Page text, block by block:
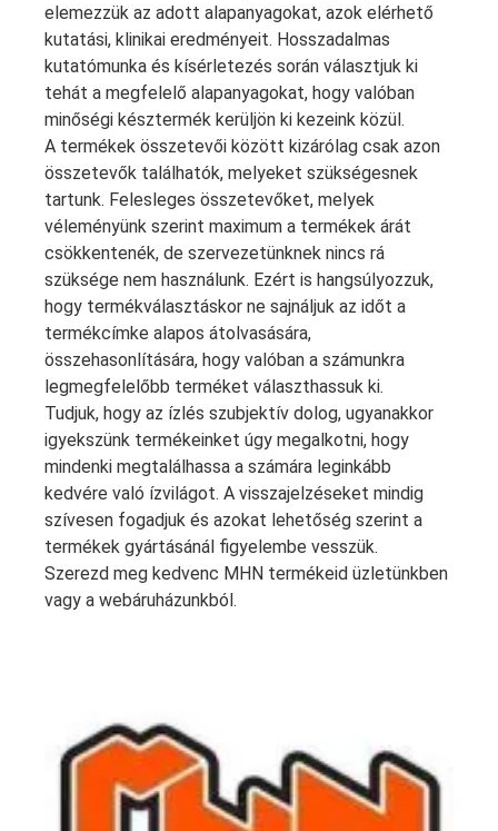
elemezzük az adott alapanyagokat, azok elérhető
kutatási, klinikai eredményeit. Hosszadalmas
kutatómunka és kísérletezés során választjuk ki
tehát a megfelelő alapanyagokat, hogy valóban
minőségi késztermék kerüljön ki kezeink közül.
A termékek összetevői között kizárólag csak azon
összetevők találhatók, melyeket szükségesnek
tartunk. Felesleges összetevőket, melyek
véleményünk szerint maximum a termékek árát
csökkentenék, de szervezetünknek nincs rá
szüksége nem használunk. Ezért is hangsúlyozzuk,
hogy termékválasztáskor ne sajnáljuk az időt a
termékcímke alapos átolvasására,
összehasonlítására, hogy valóban a számunkra
legmegfelelőbb terméket választhassuk ki.
Tudjuk, hogy az ízlés szubjektív dolog, ugyanakkor
igyekszünk termékeinket úgy megalkotni, hogy
mindenki megtalálhassa a számára leginkább
kedvére való ízvilágot. A visszajelzéseket mindig
szívesen fogadjuk és azokat lehetőség szerint a
termékek gyártásánál figyelembe vesszük.
Szerezd meg kedvenc MHN termékeid üzletünkben
vagy a webáruházunkból.